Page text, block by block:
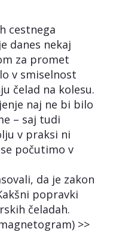
cestnega
danes nekaj
za promet
v smiselnost
čelad na kolesu.
naj ne bi bilo
– saj tudi
v praksi ni
počutimo v
da je zakon
popravki
čeladah.
>>